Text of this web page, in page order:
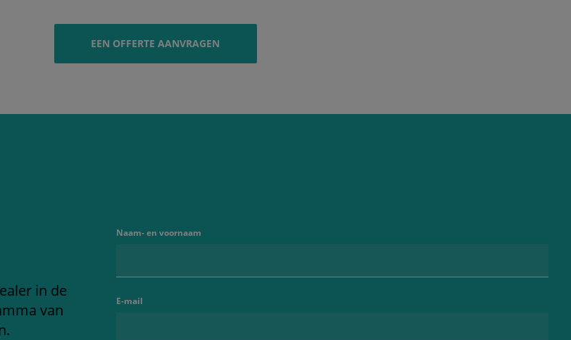
EEN OFFERTE AANVRAGEN
in de
van
Naam- en voornaam
E-mail